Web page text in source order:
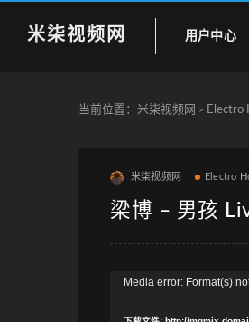
米柒视频网 用户中心
当前位置： 米柒视频网 > Electro
米柒视频网 Electro
梁博 – 男孩
Media error: Format(s)